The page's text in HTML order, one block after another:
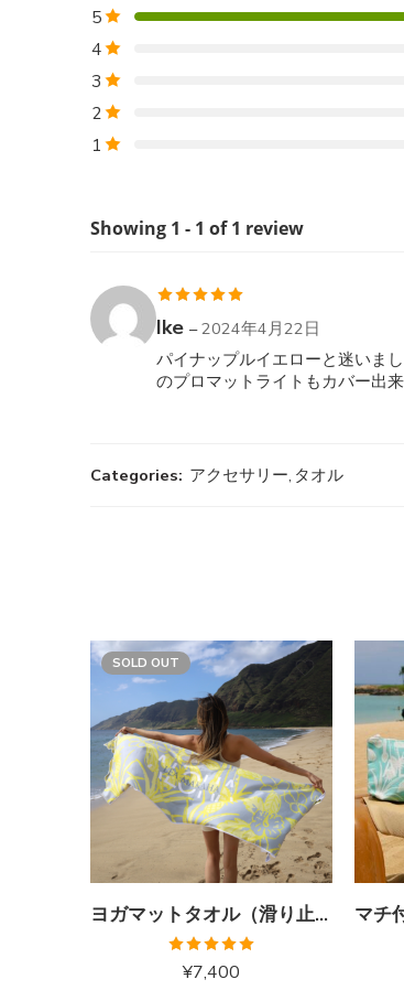
5
4
3
2
1
Showing 1 - 1 of 1 review
5段階中5の
Ike – 2024年4月22日
パイナップルイエローと迷いま
のプロマットライトもカバー出
Categories: アクセサリー, タオル
SOLD OUT
ヨガマットタオル（滑り止め付）パイナップルイエロー
5段階中
5.00 の評価
¥7,400